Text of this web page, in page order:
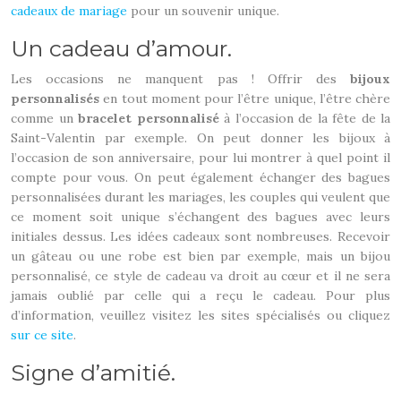
cadeaux de mariage pour un souvenir unique.
Un cadeau d’amour.
Les occasions ne manquent pas ! Offrir des bijoux
personnalisés en tout moment pour l’être unique, l’être chère
comme un bracelet personnaliséà l’occasion de la fête de la
Saint-Valentin par exemple. On peut donner les bijoux à
l’occasion de son anniversaire, pour lui montrer à quel point il
compte pour vous. On peut également échanger des bagues
personnalisées durant les mariages, les couples qui veulent que
ce moment soit unique s’échangent des bagues avec leurs
initiales dessus. Les idées cadeaux sont nombreuses. Recevoir
un gâteau ou une robe est bien par exemple, mais un bijou
personnalisé, ce style de cadeau va droit au cœur et il ne sera
jamais oublié par celle qui a reçu le cadeau. Pour plus
d’information, veuillez visitez les sites spécialisés ou cliquez
sur ce site.
Signe d’amitié.